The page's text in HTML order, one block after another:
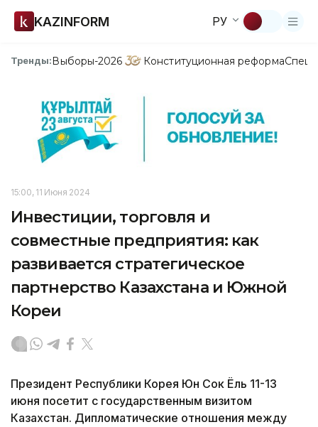
KAZINFORM РУ
Тренды:Выборы-2026 Конституционная реформа
15:00, 11 Июня 2024
Инвестиции, торговля и
совместные предприятия: как
развивается стратегическое
партнерство Казахстана и Южной
Кореи
Президент Республики Корея Юн Сок Ёль 11-13
июня посетит с государственным визитом
Казахстан. Дипломатические отношения между